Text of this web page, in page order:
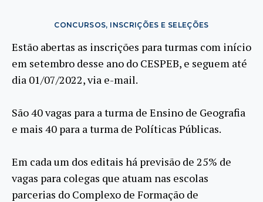
CONCURSOS, INSCRIÇÕES E SELEÇÕES
Estão abertas as inscrições para turmas com início
em setembro desse ano do CESPEB, e seguem até
dia 01/07/2022, via e-mail.
São 40 vagas para a turma de Ensino de Geografia
e mais 40 para a turma de Políticas Públicas.
Em cada um dos editais há previsão de 25% de
vagas para colegas que atuam nas escolas
parcerias do Complexo de Formação de